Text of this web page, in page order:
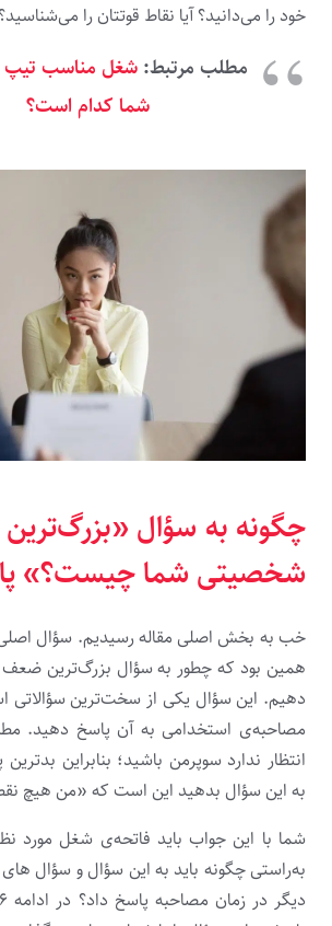
خود را می‌­دانید؟ آیا نقاط قوتتان را
مطلب مرتبط: شغل مناسب
شما کدام است؟
چگونه به سؤال
شخصیتی شما چیست؟»
خب به بخش اصلی مقاله رسیدیم. سؤال اصلی
همین بود که چطور به سؤال بزرگ‌ترین
دهیم. این سؤال یکی از سخت­‌ترین سؤالاتی
مصاحبه­‌ی استخدامی به آن پاسخ دهید.
انتظار ندارد سوپرمن باشید؛ بنابراین
به این سؤال بدهید این است که «من هیچ
شما با این جواب باید فاتحه‌­ی شغل مورد
به‌راستی چگونه باید به این سؤال و سؤال